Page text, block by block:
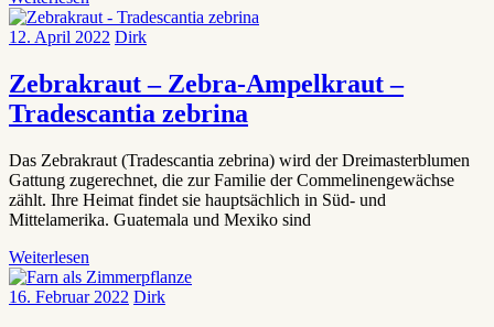
12. April 2022 Dirk
Zebrakraut – Zebra-Ampelkraut –
Tradescantia zebrina
Das Zebrakraut (Tradescantia zebrina) wird der Dreimasterblumen
Gattung zugerechnet, die zur Familie der Commelinengewächse
zählt. Ihre Heimat findet sie hauptsächlich in Süd- und
Mittelamerika. Guatemala und Mexiko sind
Weiterlesen
16. Februar 2022 Dirk